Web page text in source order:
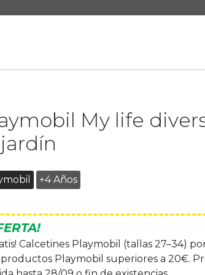
My life
+4 Años
Calcetines Playmobil (tallas 27–34)
Playmobil superiores a 20€.